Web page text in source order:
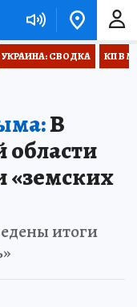
УКРАИНА: СВОДКА КП В
В
«земских
итоги